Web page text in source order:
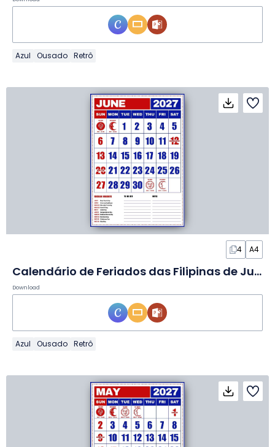
Azul Ousado Retrô
4 A4
Calendário de Feriados das Filipinas de Junho de 2027 em Slides
Download
Azul Ousado Retrô